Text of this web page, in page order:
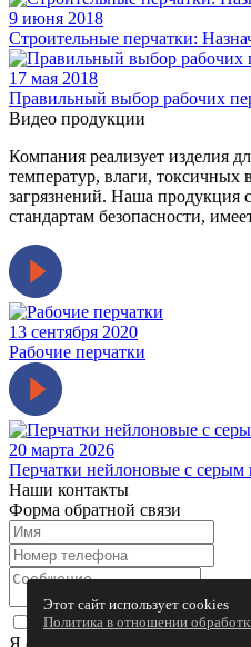
9 июня 2018
Строительные перчатки:
17 мая 2018
Правильный выбор рабочих
Видео продукции
Компания реализует изделия
температур, влаги, токсичных
загрязнений. Наша продукция
стандартам безопасности,
13 сентября 2020
Рабочие перчатки
20 марта 2026
Перчатки нейлоновые с
Наши контакты
Форма обратной связи
Я согласен на обработку
Этот сайт использует cookies
Политика в отношении